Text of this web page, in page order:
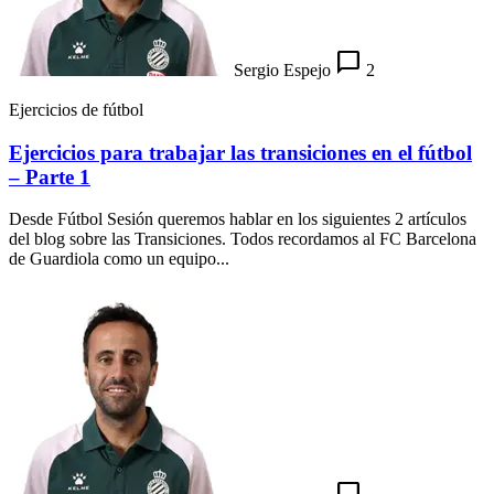
Sergio Espejo chat_bubble_outline 2
Ejercicios de fútbol
Ejercicios para trabajar las transiciones en el fútbol
– Parte 1
Desde Fútbol Sesión queremos hablar en los siguientes 2 artículos
del blog sobre las Transiciones. Todos recordamos al FC Barcelona
de Guardiola como un equipo...